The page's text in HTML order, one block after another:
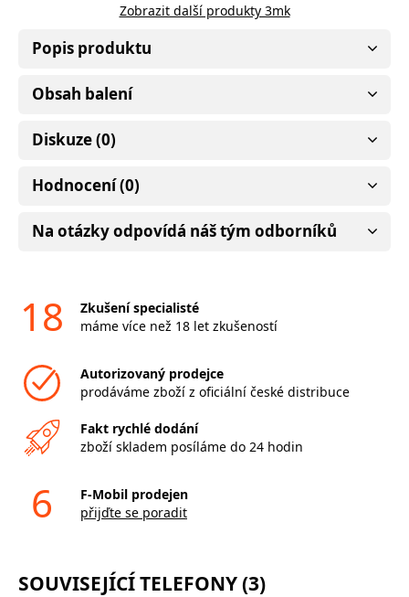
Zobrazit další produkty 3mk
Popis produktu
Obsah balení
Diskuze (0)
Hodnocení (0)
Na otázky odpovídá náš tým odborníků
18
Zkušení specialisté
máme více než 18 let zkušeností
Autorizovaný prodejce
prodáváme zboží z oficiální české distribuce
Fakt rychlé dodání
zboží skladem posíláme do 24 hodin
6
F-Mobil prodejen
přijďte se poradit
SOUVISEJÍCÍ TELEFONY (3)